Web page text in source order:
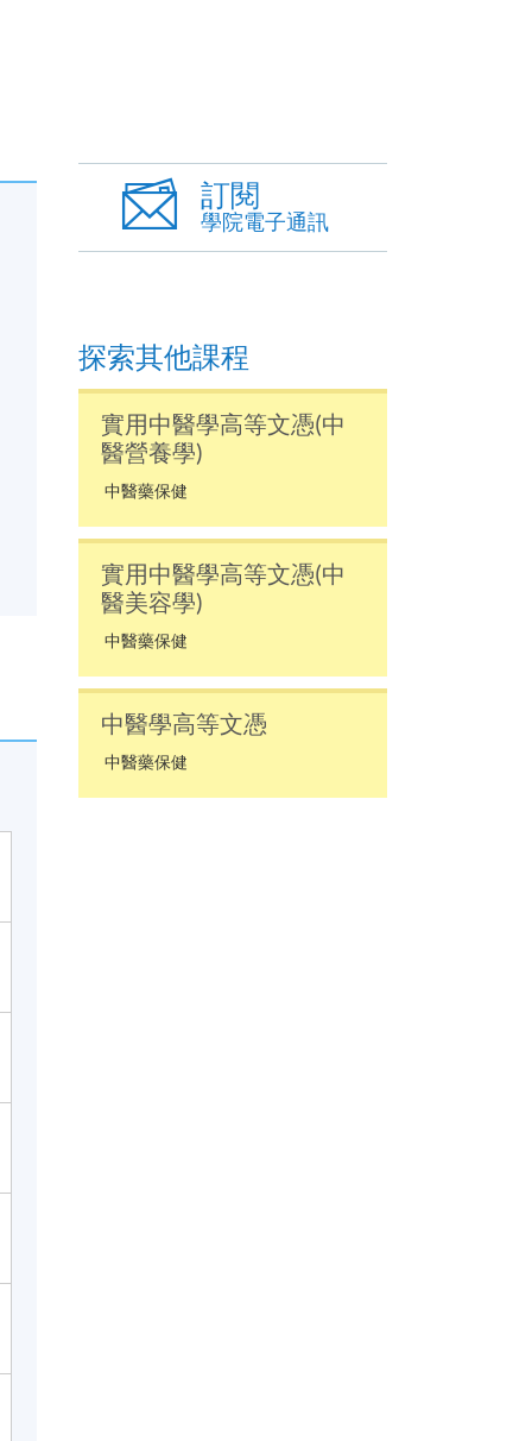
訂閱
學院電子通訊
探索其他課程
實用中醫學高等文憑(中
醫營養學)
中醫藥保健
實用中醫學高等文憑(中
醫美容學)
中醫藥保健
中醫學高等文憑
中醫藥保健